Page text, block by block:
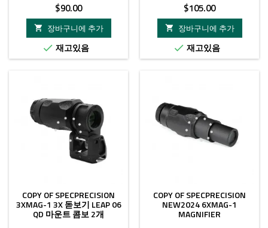
가
격
$90.00

장바구니에 추가
 재고있음
가
격
$105.00

장바구니에 추가
 재고있음
COPY OF SPECPRECISION
3XMAG-1 3X 돋보기 LEAP 06
QD 마운트 콤보 2개
COPY OF SPECPRECISION
NEW2024 6XMAG-1
MAGNIFIER